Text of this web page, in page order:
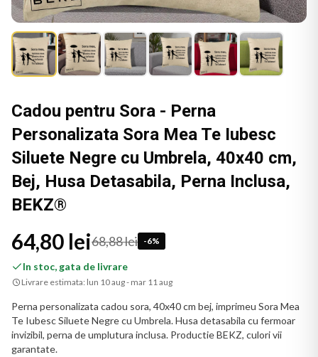
Cadou pentru Sora - Perna
Personalizata Sora Mea Te Iubesc
Siluete Negre cu Umbrela, 40x40 cm,
Bej, Husa Detasabila, Perna Inclusa,
BEKZ®
64,80 lei68,88 lei -6%
In stoc, gata de livrare
Livrare estimata: lun 10 aug - mar 11 aug
Perna personalizata cadou sora, 40x40 cm bej, imprimeu Sora Mea
Te Iubesc Siluete Negre cu Umbrela. Husa detasabila cu fermoar
invizibil, perna de umplutura inclusa. Productie BEKZ, culori vii
garantate.